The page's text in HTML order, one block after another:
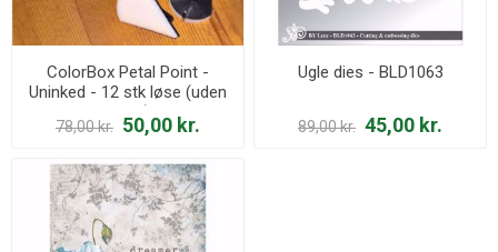
ColorBox Petal Point -
Uninked - 12 stk løse (uden
æske)
78,00 kr. 50,00 kr.
Ugle dies - BLD1063
89,00 kr. 45,00 kr.